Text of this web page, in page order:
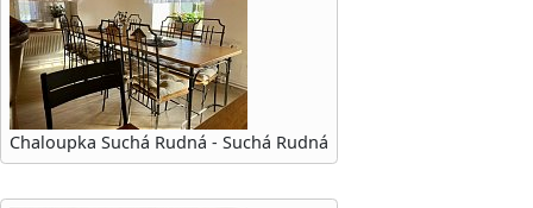
Chaloupka Suchá Rudná - Suchá Rudná